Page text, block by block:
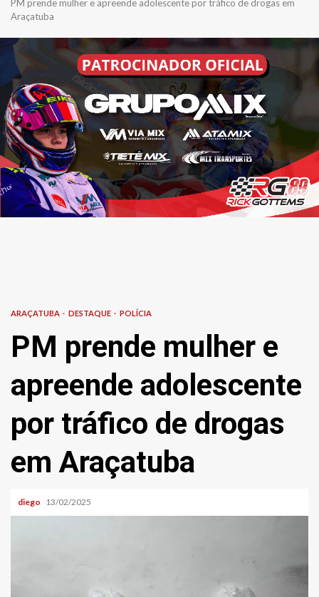
PM prende mulher e apreende adolescente por tráfico de drogas em
Araçatuba
ARAÇATUBA DESTAQUE POLÍCIA
PM prende mulher e
apreende adolescente
por tráfico de drogas
em Araçatuba
diego 13/02/2025